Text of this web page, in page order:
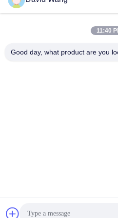
11:40
Good day, what product are you